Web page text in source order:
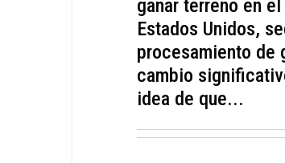
ganar terreno en
Estados Unidos,
procesamiento de
cambio
idea de que...